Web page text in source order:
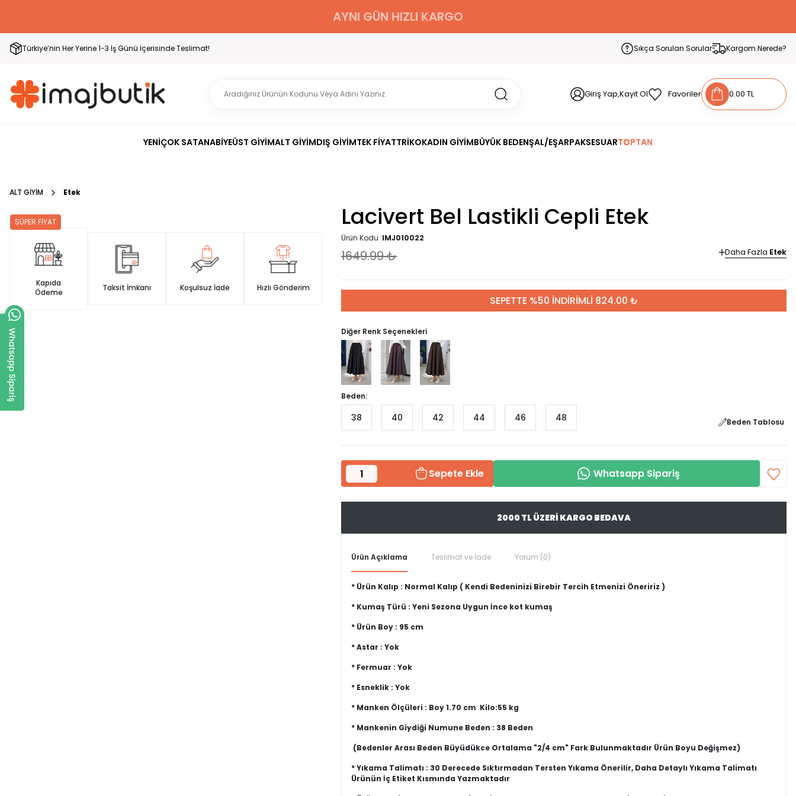
AYNI GÜN HIZLI KARGO
Türkiye’nin Her Yerine 1-3 İş Günü İçerisinde Teslimat! Sıkça Sorulan Sorular Kargom Nerede?
Giriş Yap,Kayıt Ol Favoriler 0.00 TL
YENİÇOK SATANABİYEÜST GİYİMALT GİYİMDIŞ GİYİMTEK FİYATTRİKOKADIN GİYİMBÜYÜK BEDENŞAL/EŞARPAKSESUARTOPTAN
ALT GİYİM Etek
SÜPER FİYAT
Kapıda
Ödeme
Taksit İmkanı Koşulsuz İade Hızlı Gönderim
Lacivert Bel Lastikli Cepli Etek
Ürün Kodu :IMJ010022
1649.99₺ Daha Fazla Etek
SEPETTE %50 İNDİRİMLİ 824.00 ₺
Diğer Renk Seçenekleri
Beden:
38 40 42 44 46 48 Beden Tablosu
Sepete Ekle Whatsapp Sipariş
2000 TL ÜZERİ KARGO BEDAVA
Ürün Açıklama Teslimat ve İade Yorum (0)
* Ürün Kalıp : Normal Kalıp ( Kendi Bedeninizi Birebir Tercih Etmenizi Öneririz )
* Kumaş Türü : Yeni Sezona Uygun İnce kot kumaş
* Ürün Boy : 95 cm
* Astar : Yok
* Fermuar : Yok
* Esneklik : Yok
* Manken Ölçüleri : Boy 1.70 cm Kilo:55 kg
* Mankenin Giydiği Numune Beden : 38 Beden
(Bedenler Arası Beden Büyüdükce Ortalama "2/4 cm" Fark Bulunmaktadır Ürün Boyu Değişmez)
* Yıkama Talimatı : 30 Derecede Sıktırmadan Tersten Yıkama Önerilir, Daha Detaylı Yıkama Talimatı
Ürünün İç Etiket Kısmında Yazmaktadır